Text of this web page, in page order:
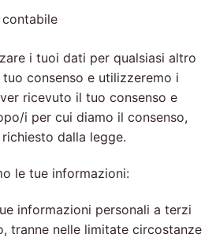
i tuoi dati per qualsiasi altro
consenso e utilizzeremo i
ricevuto il tuo consenso e
i per cui diamo il consenso,
dalla legge.
le tue informazioni:
informazioni personali a terzi
tranne nelle limitate circostanze